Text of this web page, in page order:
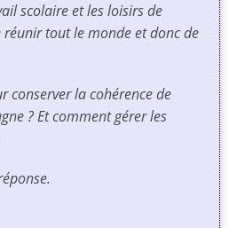
scolaire et les loisirs de
tout le monde et donc de
conserver la cohérence de
? Et comment gérer les